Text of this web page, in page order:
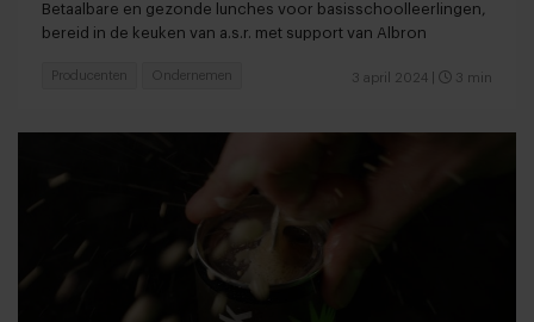
Betaalbare en gezonde lunches voor basisschoolleerlingen,
bereid in de keuken van a.s.r. met support van Albron
3 april 2024 3 min
Producenten Ondernemen